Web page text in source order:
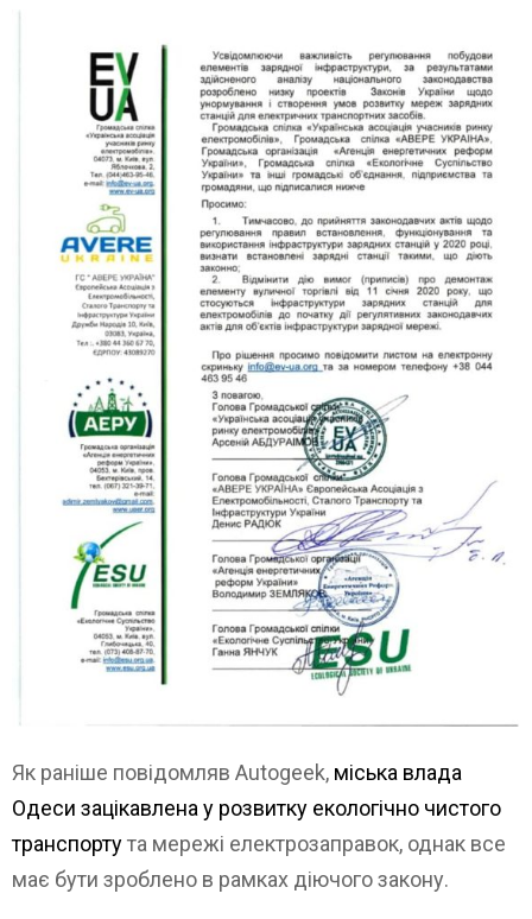
Як раніше повідомляв Autogeek, міська влада
Одеси зацікавлена у розвитку екологічно чистого
транспортута мережі електрозаправок, однак все
має бути зроблено в рамках діючого закону.